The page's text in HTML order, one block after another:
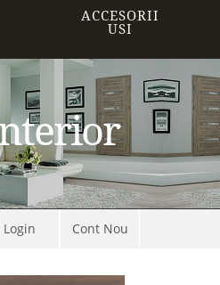
ACCESORII
USI
Cont Nou